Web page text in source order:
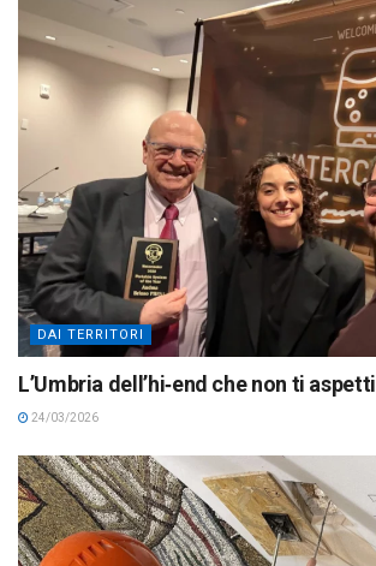
DAI TERRITORI
L’Umbria dell’hi‑end che non ti aspetti
24/03/2026